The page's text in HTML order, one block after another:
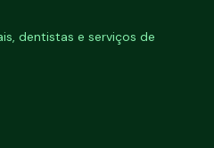
dentistas e serviços de